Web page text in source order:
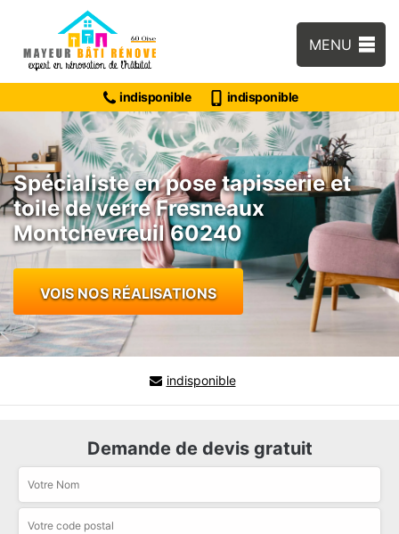
MENU
indisponible indisponible
Spécialiste en pose tapisserie et
toile de verre Fresneaux
Montchevreuil 60240
VOIS NOS RÉALISATIONS
indisponible
Demande de devis gratuit